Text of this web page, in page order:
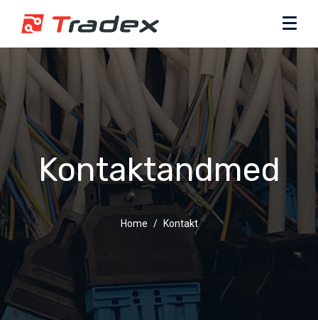
Kontaktandmed
Home Kontakt